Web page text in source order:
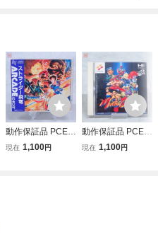
動作保証品 PCE P
Cエンジン ARCA
現在 1,100円
動作保証品 PCE P
Cエンジン SUPE
現在 1,100円